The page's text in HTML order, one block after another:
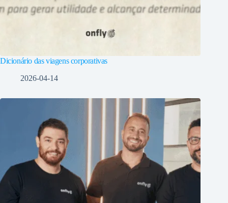
Dicionário das viagens corporativas
2026-04-14